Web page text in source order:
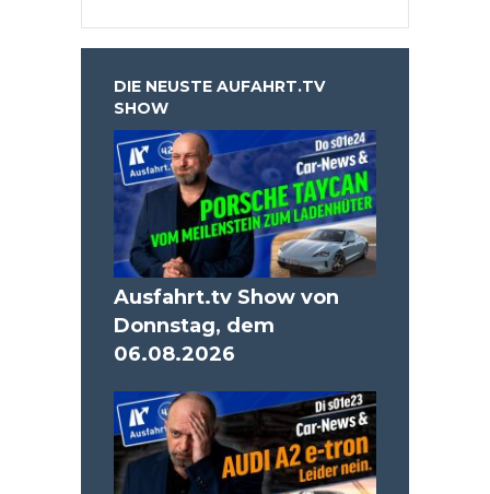
DIE NEUSTE AUFAHRT.TV
SHOW
Ausfahrt.tv Show von
Donnstag, dem
06.08.2026